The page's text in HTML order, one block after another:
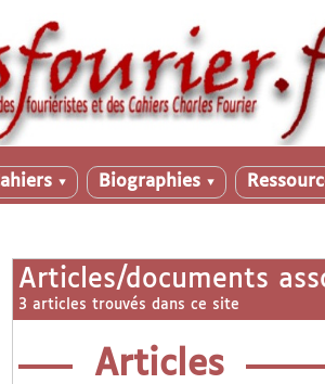
▼ Biographies ▼
Articles/documents
3 articles trouvés dans ce site
Articles